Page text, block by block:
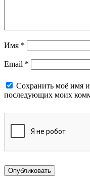
Имя *
Email *
Сохранить моё имя и
последующих моих